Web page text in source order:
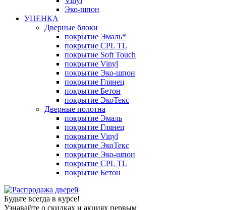
Эко-шпон
УЦЕНКА
Дверные блоки
покрытие Эмаль*
покрытие CPL TL
покрытие Soft Touch
покрытие Vinyl
покрытие Эко-шпон
покрытие Глянец
покрытие Бетон
покрытие ЭкоТекс
Дверные полотна
покрытие Эмаль
покрытие Глянец
покрытие Vinyl
покрытие ЭкоТекс
покрытие Эко-шпон
покрытие CPL TL
покрытие Бетон
Будьте всегда в курсе!
Узнавайте о скидках и акциях первым